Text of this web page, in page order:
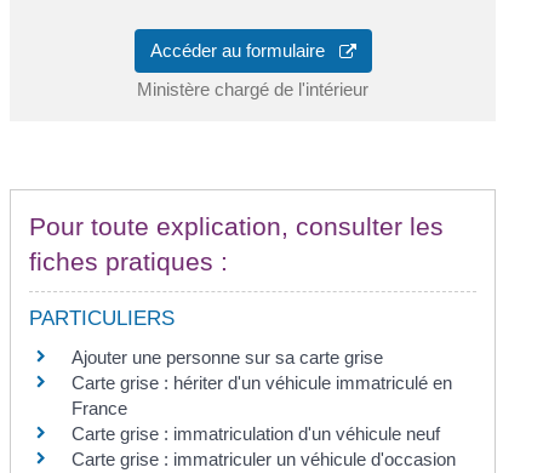
Accéder au formulaire
Ministère chargé de l'intérieur
Pour toute explication, consulter les
fiches pratiques :
PARTICULIERS
Ajouter une personne sur sa carte grise
Carte grise : hériter d'un véhicule immatriculé en
France
Carte grise : immatriculation d'un véhicule neuf
Carte grise : immatriculer un véhicule d'occasion